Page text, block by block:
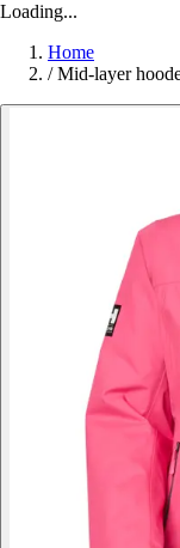
Loading...
Home
/ Mid-layer